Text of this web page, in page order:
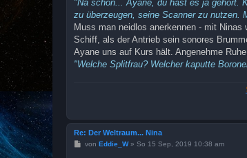
"Na schön... Ayane, du hast es ja gehört.
zu überzeugen, seine Scanner zu
Muss man neidlos anerkennen - mit
Schiff, als der Antrieb sein sonores
Ayane uns auf Kurs hält. Angenehme
"Welche Splitfrau? Welcher kaputte
Re: Der Weltraum... Nina
Bvon Eddie_W» So 15 Sep, 2019 10:38 am